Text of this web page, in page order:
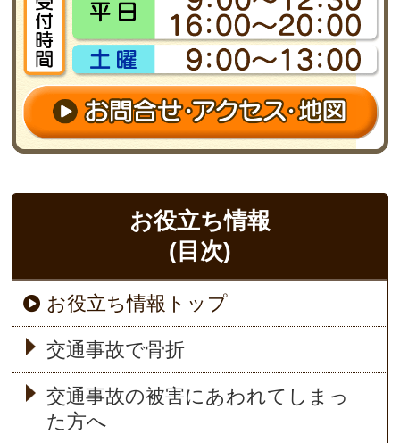
お役立ち情報
(目次)
お役立ち情報トップ
交通事故で骨折
交通事故の被害にあわれてしまっ
た方へ